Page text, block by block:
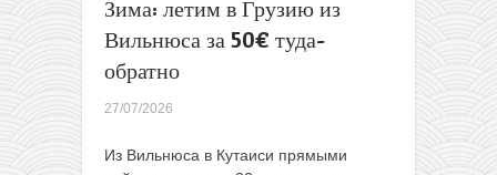
Зима: летим в Грузию из
Вильнюса за 50€ туда-
обратно
27/07/2026
Из Вильнюса в Кутаиси прямыми